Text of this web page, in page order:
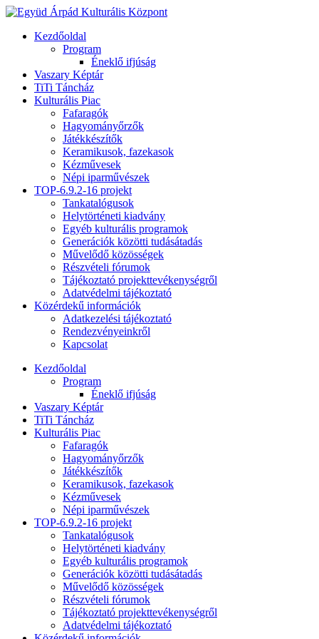
Kezdőoldal
Program
Éneklő ifjúság
Vaszary Képtár
TiTi Táncház
Kulturális Piac
Fafaragók
Hagyományőrzők
Játékkészítők
Keramikusok, fazekasok
Kézművesek
Népi iparművészek
TOP-6.9.2-16 projekt
Tankatalógusok
Helytörténeti kiadvány
Egyéb kulturális programok
Generációk közötti tudásátadás
Művelődő közösségek
Részvételi fórumok
Tájékoztató projekttevékenységről
Adatvédelmi tájékoztató
Közérdekű információk
Adatkezelési tájékoztató
Rendezvényeinkről
Kapcsolat
Kezdőoldal
Program
Éneklő ifjúság
Vaszary Képtár
TiTi Táncház
Kulturális Piac
Fafaragók
Hagyományőrzők
Játékkészítők
Keramikusok, fazekasok
Kézművesek
Népi iparművészek
TOP-6.9.2-16 projekt
Tankatalógusok
Helytörténeti kiadvány
Egyéb kulturális programok
Generációk közötti tudásátadás
Művelődő közösségek
Részvételi fórumok
Tájékoztató projekttevékenységről
Adatvédelmi tájékoztató